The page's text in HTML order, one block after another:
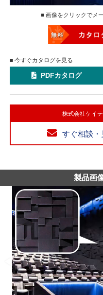
■ 画像をクリックでメ
■ 今すぐカタログを見る
PDFカタログ
株式会社ケイ
すぐ相談
製品画